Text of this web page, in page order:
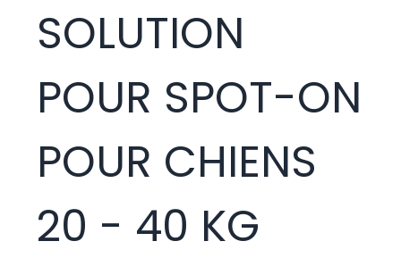
SOLUTION
POUR SPOT-ON
POUR CHIENS
20 - 40 KG